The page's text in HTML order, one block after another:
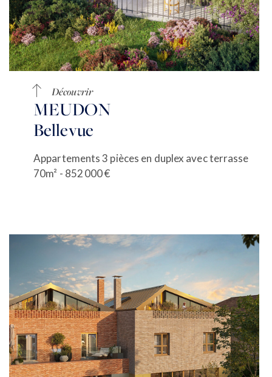
Découvrir
MEUDON
Bellevue
Appartements 3 pièces en duplex avec terrasse
70m² - 852 000 €